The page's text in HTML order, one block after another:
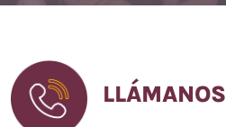
LLÁMANOS